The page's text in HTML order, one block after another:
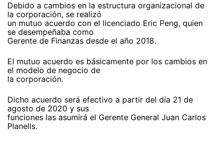
Debido a cambios en la estructura organizacional de
la corporación, se realizó
un mutuo acuerdo con el licenciado Eric Peng, quien
se desempeñaba como
Gerente de Finanzas desde el año 2018.
El mutuo acuerdo es básicamente por los cambios en
el modelo de negocio de
la corporación.
Dicho acuerdo será efectivo a partir del día 21 de
agosto de 2020 y sus
funciones las asumirá el Gerente General Juan Carlos
Planells.